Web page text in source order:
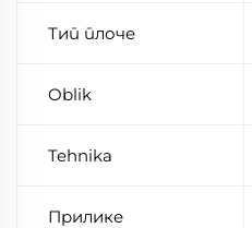
Тип плоче
Oblik
Tehnika
Прилике